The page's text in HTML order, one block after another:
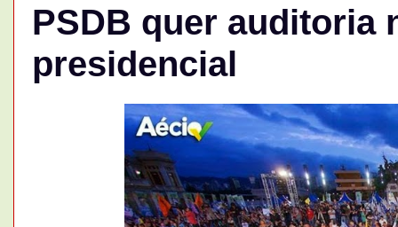
PSDB quer auditoria
presidencial